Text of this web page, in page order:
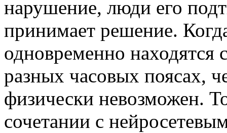
нарушение, люди его
принимает решение.
одновременно находятся
разных часовых поясах,
физически невозможен.
сочетании с